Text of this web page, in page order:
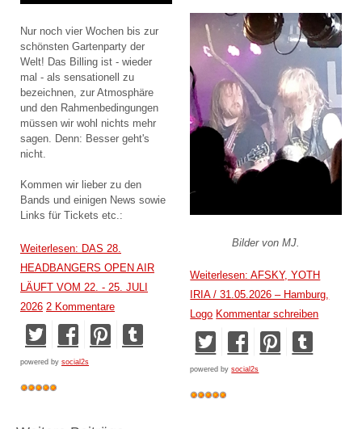
Nur noch vier Wochen bis zur
schönsten Gartenparty der
Welt! Das Billing ist - wieder
mal - als sensationell zu
bezeichnen, zur Atmosphäre
und den Rahmenbedingungen
müssen wir wohl nichts mehr
sagen. Denn: Besser geht's
nicht.
Kommen wir lieber zu den
Bands und einigen News sowie
Links für Tickets etc.:
Weiterlesen: DAS 28.
HEADBANGERS OPEN AIR
LÄUFT VOM 22. - 25. JULI
2026 2 Kommentare
powered by social2s
Bilder von MJ.
Weiterlesen: AFSKY, YOTH
IRIA / 31.05.2026 – Hamburg,
Logo Kommentar schreiben
powered bysocial2s